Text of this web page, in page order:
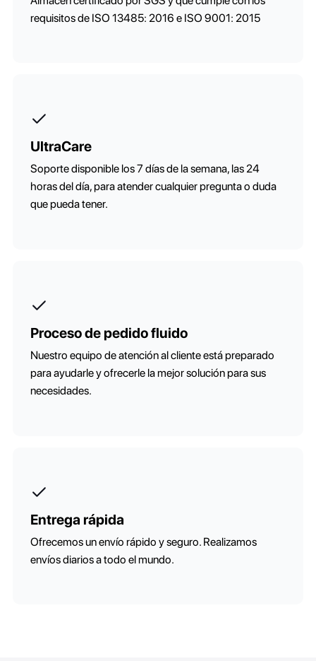
requisitos de ISO 13485: 2016 e ISO 9001: 2015
UltraCare
Soporte disponible los 7 días de la semana, las 24
horas del día, para atender cualquier pregunta o duda
que pueda tener.
Proceso de pedido fluido
Nuestro equipo de atención al cliente está preparado
para ayudarle y ofrecerle la mejor solución para sus
necesidades.
Entrega rápida
Ofrecemos un envío rápido y seguro. Realizamos
envíos diarios a todo el mundo.